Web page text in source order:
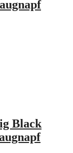
Black